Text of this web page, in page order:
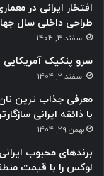
افتخار ایرانی در
طراحی داخلی سال
اسفند 3, 1404
سرو پنکیک آمریکایی
اسفند 2, 1404
معرفی جذاب ترین
با ذائقه ایرانی
بهمن 29, 1404
برندهای محبوب
لوکس را با قیمت